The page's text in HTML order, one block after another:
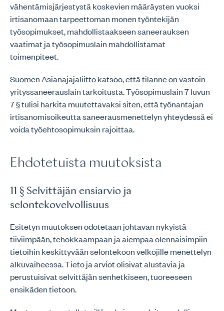
vähentämisjärjestystä koskevien määräysten vuoksi
irtisanomaan tarpeettoman monen työntekijän
työsopimukset, mahdollistaakseen saneerauksen
vaatimat ja työsopimuslain mahdollistamat
toimenpiteet.
Suomen Asianajajaliitto katsoo, että tilanne on vastoin
yrityssaneerauslain tarkoitusta. Työsopimuslain 7 luvun
7 § tulisi harkita muutettavaksi siten, että työnantajan
irtisanomisoikeutta saneerausmenettelyn yhteydessä ei
voida työehtosopimuksin rajoittaa.
Ehdotetuista muutoksista
11 § Selvittäjän ensiarvio ja
selontekovelvollisuus
Esitetyn muutoksen odotetaan johtavan nykyistä
tiiviimpään, tehokkaampaan ja aiempaa olennaisimpiin
tietoihin keskittyvään selontekoon velkojille menettelyn
alkuvaiheessa. Tieto ja arviot olisivat alustavia ja
perustuisivat selvittäjän senhetkiseen, tuoreeseen
ensikäden tietoon.